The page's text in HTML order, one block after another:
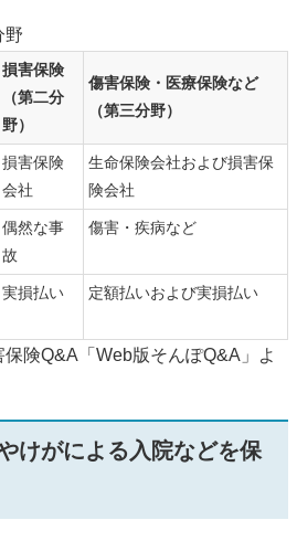
野
損害保険
（第二分
野）
傷害保険・医療保険など
（第三分野）
損害保険
会社
生命保険会社および損害保
険会社
偶然な事
故
傷害・疾病など
実損払い 定額払いおよび実損払い
険Q&A「Web版そんぽQ&A」よ
けがによる入院などを保